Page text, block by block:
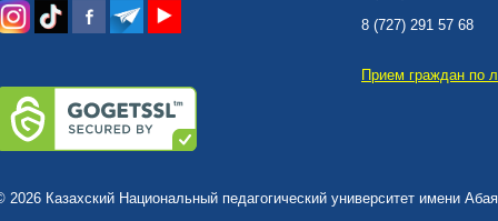
8 (727) 291 57 68
Прием граждан по
2026 Казахский Национальный педагогический университет имени Абая